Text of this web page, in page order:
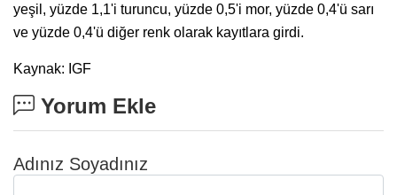
yeşil, yüzde 1,1'i turuncu, yüzde 0,5'i mor, yüzde 0,4'ü sarı
ve yüzde 0,4'ü diğer renk olarak kayıtlara girdi.
Kaynak: IGF
Yorum Ekle
Adınız Soyadınız